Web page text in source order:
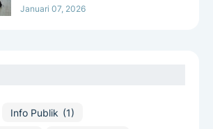
Januari 07, 2026
Info Publik (1)